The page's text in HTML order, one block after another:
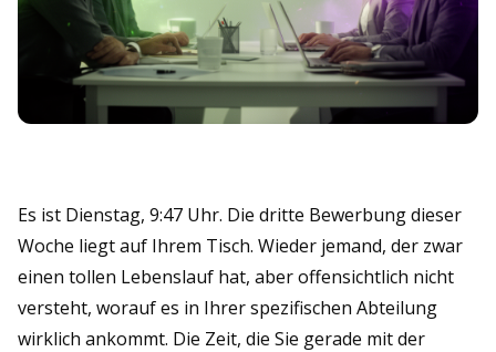
Es ist Dienstag, 9:47 Uhr. Die dritte Bewerbung dieser
Woche liegt auf Ihrem Tisch. Wieder jemand, der zwar
einen tollen Lebenslauf hat, aber offensichtlich nicht
versteht, worauf es in Ihrer spezifischen Abteilung
wirklich ankommt. Die Zeit, die Sie gerade mit der